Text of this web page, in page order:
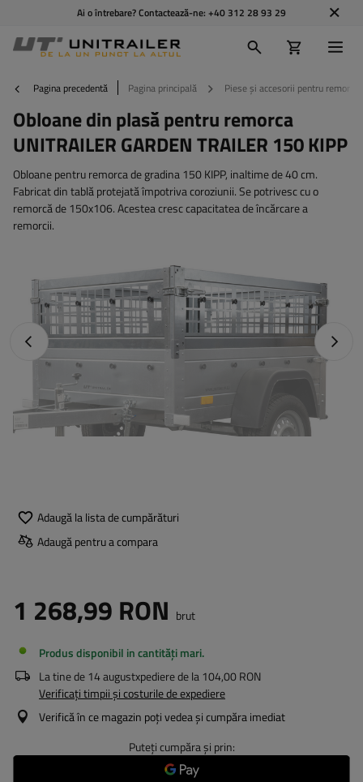
Ai o întrebare? Contactează-ne: +40 312 28 93 29
Pagina precedentă Pagina principală Piese și accesorii pentru remorci
Obloane din plasă pentru remorca
UNITRAILER GARDEN TRAILER 150 KIPP
Obloane pentru remorca de gradina 150 KIPP, inaltime de 40 cm.
Fabricat din tablă protejată împotriva coroziunii. Se potrivesc cu o
remorcă de 150x106. Acestea cresc capacitatea de încărcare a
remorcii.
Fotografia anterioară
Adaugă la lista de cumpărături
Adaugă pentru a compara
1 268,99 RON brut
Produs disponibil in cantități mari
La tine de14 augustxpediere de la104,00 RON
Verificați timpii și costurile de expediere
Verifică în ce magazin poți vedea și cumpăra imediat
Puteți cumpăra și prin: